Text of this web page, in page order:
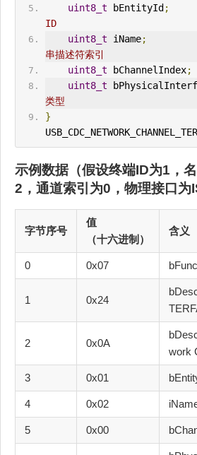
uint8_t bEntityId ;
ID
uint8_t iName;
串描述符索引
uint8_t bChannelIndex;
uint8_t
类型
}
USB_ CDC
示例数据（假设终端ID为1，
2，通道索引为0，物理接口为
字节序号
值
（十六进制）
含义
0 0x07
1 0x24
2 0x0A
work
3 0x01
4 0x02
5 0x00